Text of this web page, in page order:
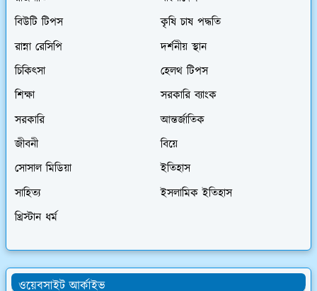
বিউটি টিপস
কৃষি চাষ পদ্ধতি
রান্না রেসিপি
দর্শনীয় স্থান
চিকিৎসা
হেলথ টিপস
শিক্ষা
সরকারি ব্যাংক
সরকারি
আন্তর্জাতিক
জীবনী
বিয়ে
সোসাল মিডিয়া
ইতিহাস
সাহিত্য
ইসলামিক ইতিহাস
খ্রিস্টান ধর্ম
ওয়েবসাইট আর্কাইভ